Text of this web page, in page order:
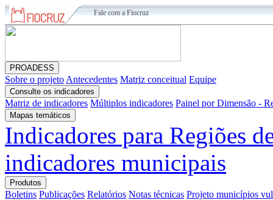
Fale com a Fiocruz
PROADESS
Sobre o projeto Antecedentes Matriz conceitual Equipe
Consulte os indicadores
Matriz de indicadores Múltiplos indicadores Painel por Dimensão -
Mapas temáticos
Indicadores para Regiões
indicadores municipais
Produtos
Boletins Publicações Relatórios Notas técnicas Projeto municípios